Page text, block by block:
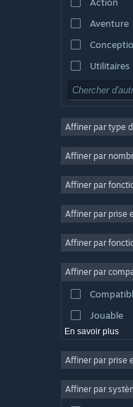
Aventure
Utilitaires
Free-to-
Casual
Retouche
Affiner par type
Affiner par
Affiner par
Affiner par prise
Affiner par
Affiner par
Jouable
En savoir plus
Affiner par prise
Affiner par